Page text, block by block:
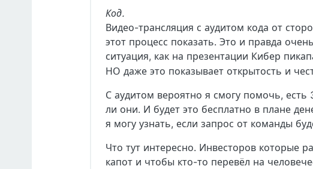
Код.
Видео-трансляция с аудитом кода от
этот процесс показать. Это и правда
ситуация, как на презентации Кибер
НО даже это показывает открытость и
С аудитом вероятно я смогу помочь, есть
ли они. И будет это бесплатно в плане
я могу узнать, если запрос от команды
Что тут интересно. Инвесторов которые
капот и чтобы кто-то перевёл на